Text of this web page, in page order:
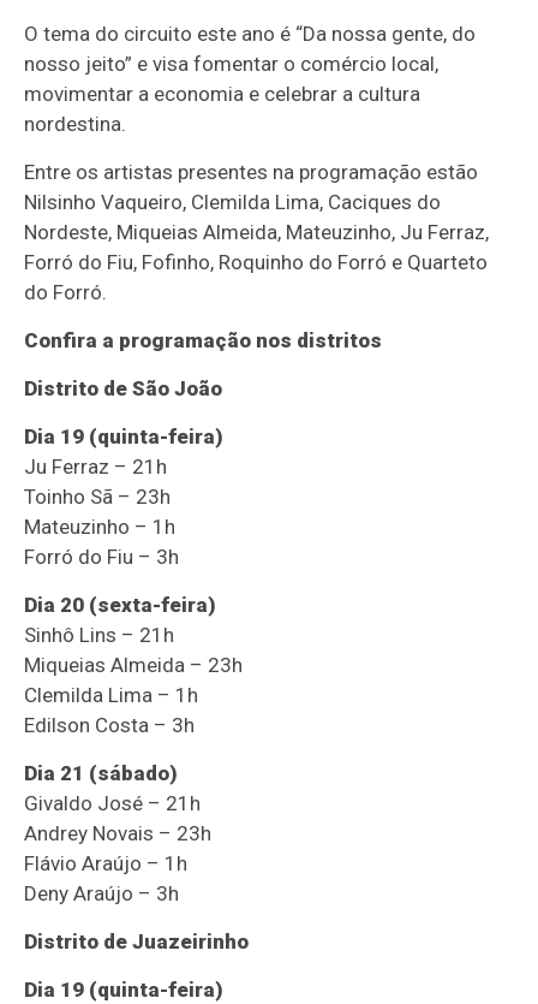
O tema do circuito este ano é “Da nossa gente, do
nosso jeito” e visa fomentar o comércio local,
movimentar a economia e celebrar a cultura
nordestina.
Entre os artistas presentes na programação estão
Nilsinho Vaqueiro, Clemilda Lima, Caciques do
Nordeste, Miqueias Almeida, Mateuzinho, Ju Ferraz,
Forró do Fiu, Fofinho, Roquinho do Forró e Quarteto
do Forró.
Confira a programação nos distritos
Distrito de São João
Dia 19 (quinta-feira)
Ju Ferraz – 21h
Toinho Sã – 23h
Mateuzinho – 1h
Forró do Fiu – 3h
Dia 20 (sexta-feira)
Sinhô Lins – 21h
Miqueias Almeida – 23h
Clemilda Lima – 1h
Edilson Costa – 3h
Dia 21 (sábado)
Givaldo José – 21h
Andrey Novais – 23h
Flávio Araújo – 1h
Deny Araújo – 3h
Distrito de Juazeirinho
Dia 19 (quinta-feira)